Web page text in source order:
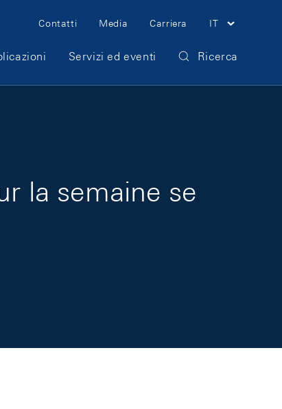
Meta Navigation
Contatti Media Carriera IT
Servizi ed eventi Ricerca
la semaine se